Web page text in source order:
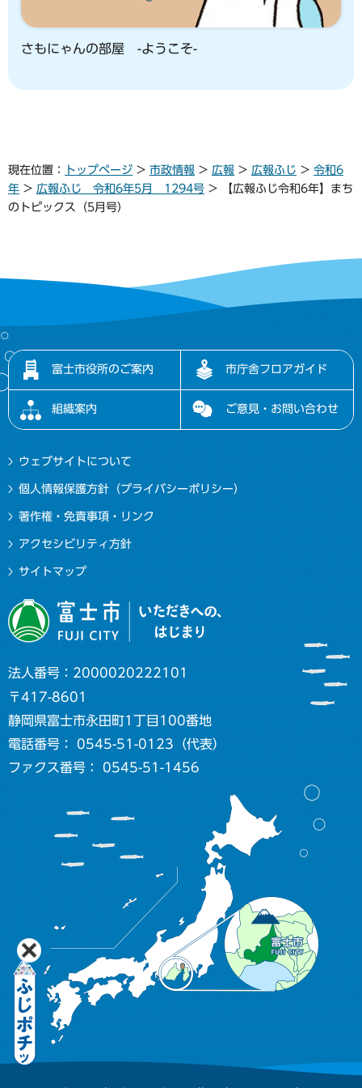
さもにゃんの部屋 -ようこそ-
現在位置： トップページ > 市政情報 > 広報 > 広報ふじ > 令和6
年 > 広報ふじ 令和6年5月 1294号 > 【広報ふじ令和6年】まち
のトピックス（5月号）
富士市役所のご案内 市庁舎フロアガイド
組織案内 ご意見・お問い合わせ
ウェブサイトについて
個人情報保護方針（プライバシーポリシー）
著作権・免責事項・リンク
アクセシビリティ方針
サイトマップ
法人番号：2000020222101
〒417-8601
静岡県富士市永田町1丁目100番地
電話番号： 0545-51-0123（代表）
ファクス番号： 0545-51-1456